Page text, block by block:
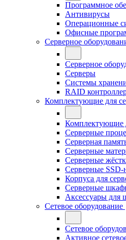
Программное
Антивирусы
Операционные
Офисные
Серверное
Серверное
Серверы
Системы
RAID
Комплектующие для
Комплектующие
Серверные
Серверная
Серверные
Серверные
Серверные SSD-
Корпуса для
Серверные
Аксессуары для
Сетевое оборудование
Сетевое
Активное